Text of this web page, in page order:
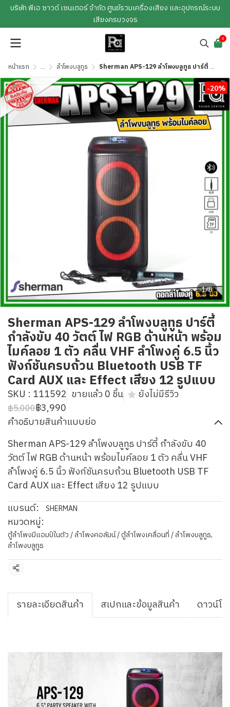
บริษัท พีเอ ซาวด์ เซนเตอร์ จำกัด ศูนย์รวมเครื่องเสียง และอุปกรณ์ระบบ
เสียงครบวงจร
0
หน้าแรก ... ลำโพงบลูทูธ Sherman APS-129 ลำโพงบลูทูธ ปาร์ตี้ กำลังขับ 40 วัตต์ ไฟ RGB ด้านหน้า พร้อมไมค์ลอย 1 ตัว คลื่น VHF ลำโพงคู่ 6.5 นิ้ว ฟังก์ชันครบถ้วน Bluetooth USB TF Card AUX และ Effect เสียง 12 รูปแบบ
1/8
-20%
Sherman APS-129 ลำโพงบลูทูธ ปาร์ตี้
กำลังขับ 40 วัตต์ ไฟ RGB ด้านหน้า พร้อม
ไมค์ลอย 1 ตัว คลื่น VHF ลำโพงคู่ 6.5 นิ้ว
ฟังก์ชันครบถ้วน Bluetooth USB TF
Card AUX และ Effect เสียง 12 รูปแบบ
SKU : 111592 ขายแล้ว 0 ชิ้น ยังไม่มีรีวิว
฿5,000฿3,990
คำอธิบายสินค้าแบบย่อ
Sherman APS-129 ลำโพงบลูทูธ ปาร์ตี้ กำลังขับ 40
วัตต์ ไฟ RGB ด้านหน้า พร้อมไมค์ลอย 1 ตัว คลื่น VHF
ลำโพงคู่ 6.5 นิ้ว ฟังก์ชันครบถ้วน Bluetooth USB TF
Card AUX และ Effect เสียง 12 รูปแบบ
แบรนด์:
SHERMAN
หมวดหมู่:
ตู้ลำโพงมีแอมป์ในตัว / ลำโพงคอลัมน์ / ตู้ลำโพงเคลื่อนที่ / ลำโพงบลูทูธ,
ลำโพงบลูทูธ
แชร์
รายละเอียดสินค้า สเปกและข้อมูลสินค้า ดาวน์โ